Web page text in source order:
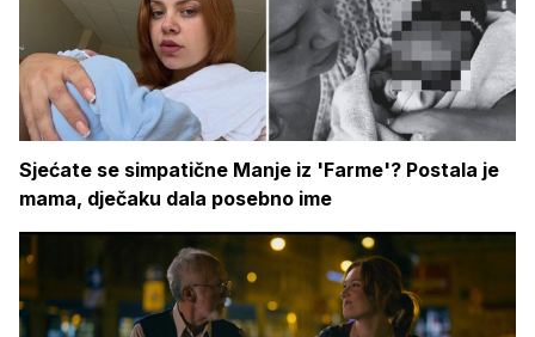
Sjećate se simpatične Manje iz 'Farme'? Postala je
mama, dječaku dala posebno ime